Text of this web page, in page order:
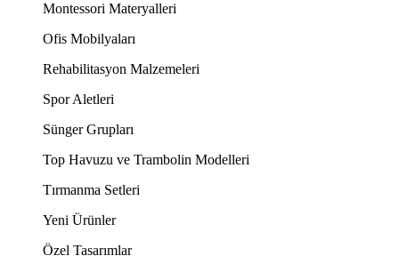
Montessori Materyalleri
Ofis Mobilyaları
Rehabilitasyon Malzemeleri
Spor Aletleri
Sünger Grupları
Top Havuzu ve Trambolin Modelleri
Tırmanma Setleri
Yeni Ürünler
Özel Tasarımlar